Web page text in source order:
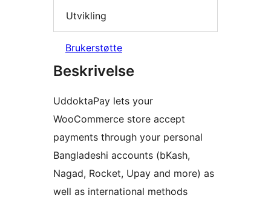
Utvikling
Brukerstøtte
Beskrivelse
UddoktaPay lets your
WooCommerce store accept
payments through your personal
Bangladeshi accounts (bKash,
Nagad, Rocket, Upay and more) as
well as international methods